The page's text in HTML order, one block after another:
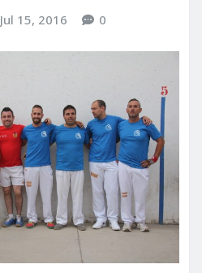
Jul 15, 2016 0